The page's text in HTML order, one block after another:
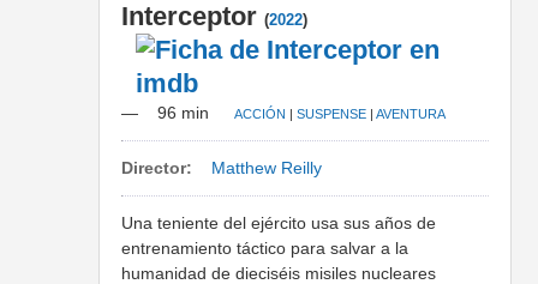
Interceptor(2022)
— 96 min ACCIÓN |SUSPENSE |AVENTURA
Director: Matthew Reilly
Una teniente del ejército usa sus años de
entrenamiento táctico para salvar a la
humanidad de dieciséis misiles nucleares